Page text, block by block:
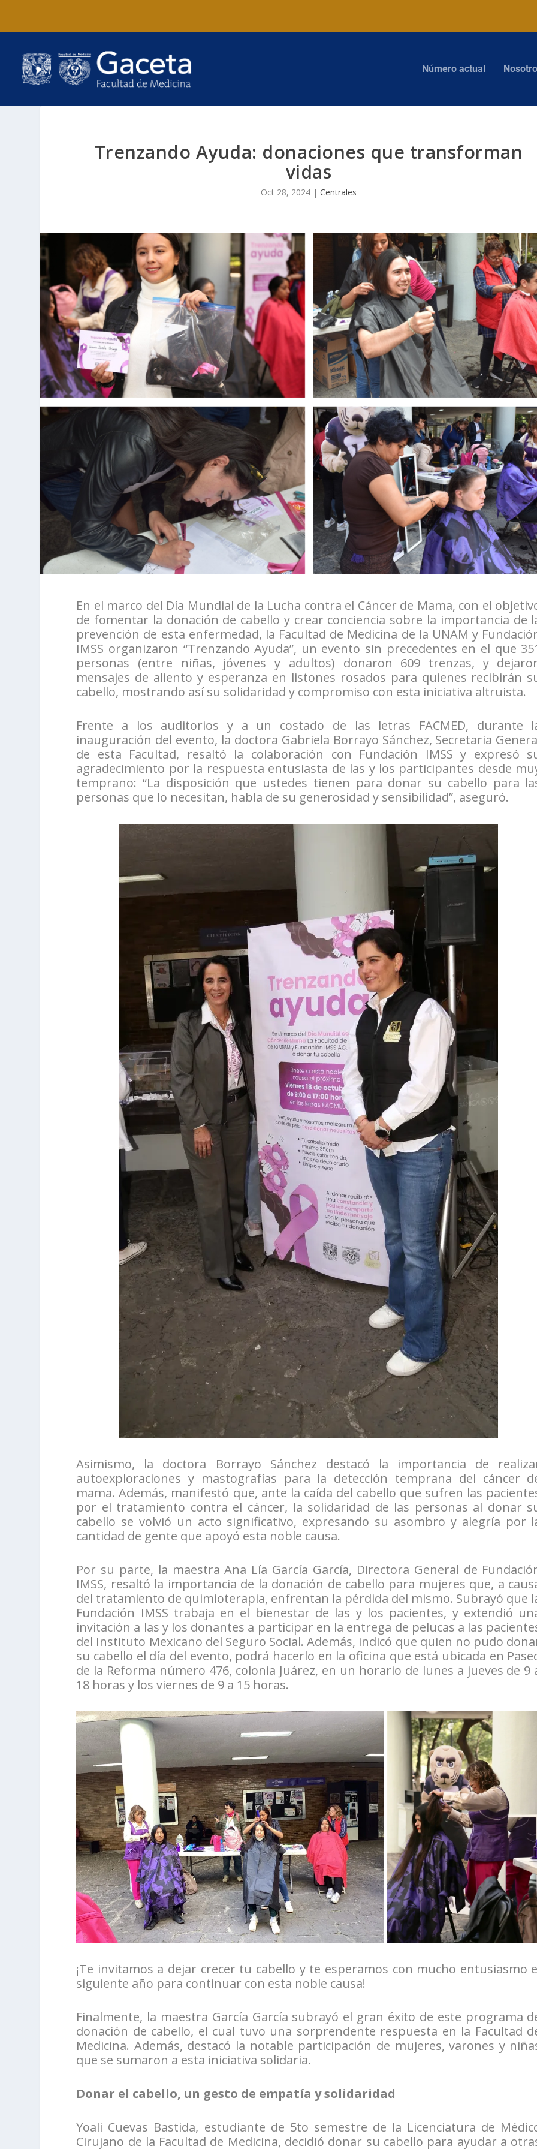
Número actual
Trenzando Ayuda: donaciones que transforman
vidas
Oct 28, 2024| Centrales
En el marco del Día Mundial de la Lucha contra el Cáncer de Mama, con el
de fomentar la donación de cabello y crear conciencia sobre la importancia de
prevención de esta enfermedad, la Facultad de Medicina de la UNAM y
IMSS organizaron “Trenzando Ayuda”, un evento sin precedentes en el que
personas (entre niñas, jóvenes y adultos) donaron 609 trenzas, y
mensajes de aliento y esperanza en listones rosados para quienes recibirán
cabello, mostrando así su solidaridad y compromiso con esta iniciativa altruista.
Frente a los auditorios y a un costado de las letras FACMED, durante
inauguración del evento, la doctora Gabriela Borrayo Sánchez, Secretaria
de esta Facultad, resaltó la colaboración con Fundación IMSS y expresó
agradecimiento por la respuesta entusiasta de las y los participantes desde
temprano: “La disposición que ustedes tienen para donar su cabello para
personas que lo necesitan, habla de su generosidad y sensibilidad”, aseguró.
Asimismo, la doctora Borrayo Sánchez destacó la importancia de
autoexploraciones y mastografías para la detección temprana del cáncer
mama. Además, manifestó que, ante la caída del cabello que sufren las
por el tratamiento contra el cáncer, la solidaridad de las personas al donar
cabello se volvió un acto significativo, expresando su asombro y alegría por
cantidad de gente que apoyó esta noble causa.
Por su parte, la maestra Ana Lía García García, Directora General de
IMSS, resaltó la importancia de la donación de cabello para mujeres que, a
del tratamiento de quimioterapia, enfrentan la pérdida del mismo. Subrayó que
Fundación IMSS trabaja en el bienestar de las y los pacientes, y extendió
invitación a las y los donantes a participar en la entrega de pelucas a las
del Instituto Mexicano del Seguro Social. Además, indicó que quien no pudo
su cabello el día del evento, podrá hacerlo en la oficina que está ubicada en
de la Reforma número 476, colonia Juárez, en un horario de lunes a jueves de 9
18 horas y los viernes de 9 a 15 horas.
¡Te invitamos a dejar crecer tu cabello y te esperamos con mucho entusiasmo
siguiente año para continuar con esta noble causa!
Finalmente, la maestra García García subrayó el gran éxito de este programa
donación de cabello, el cual tuvo una sorprendente respuesta en la Facultad
Medicina. Además, destacó la notable participación de mujeres, varones y
que se sumaron a esta iniciativa solidaria.
Donar el cabello, un gesto de empatía y solidaridad
Yoali Cuevas Bastida, estudiante de 5to semestre de la Licenciatura de
Cirujano de la Facultad de Medicina, decidió donar su cabello para ayudar a